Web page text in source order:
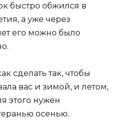
быстро обжился в
а уже через
его можно было
сделать так, чтобы
вас и зимой, и летом,
этого нужен
осенью.